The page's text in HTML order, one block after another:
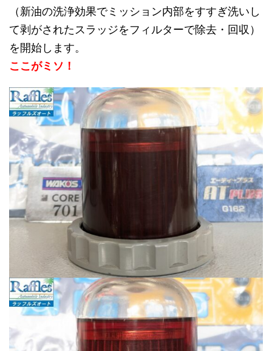
（新油の洗浄効果でミッション内部をすすぎ洗いし
て剥がされたスラッジをフィルターで除去・回収）
を開始します。
ここがミソ！